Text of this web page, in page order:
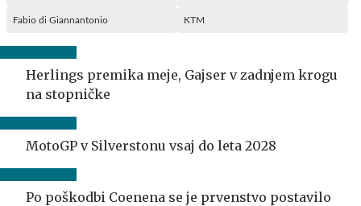
Fabio di Giannantonio KTM
Herlings premika meje, Gajser v zadnjem krogu
na stopničke
MotoGP v Silverstonu vsaj do leta 2028
Po poškodbi Coenena se je prvenstvo postavilo